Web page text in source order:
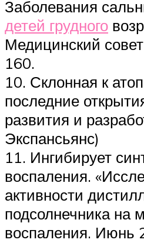
Заболевания
детей грудного
Медицинский
160.
10. Склонная к
последние
развития и
Экспансьянс)
11. Ингибирует
воспаления.
активности
подсолнечника на
воспаления. Июнь